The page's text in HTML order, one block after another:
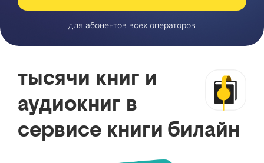
для абонентов всех операторов
тысячи книг и
аудиокниг в
сервисе книги билайн